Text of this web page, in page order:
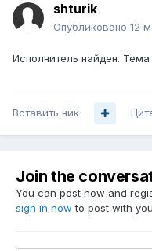
shturik
Опубликовано 12
Исполнитель найден. Тема
Вставить ник
Join the
You can post now and
sign in now to post with